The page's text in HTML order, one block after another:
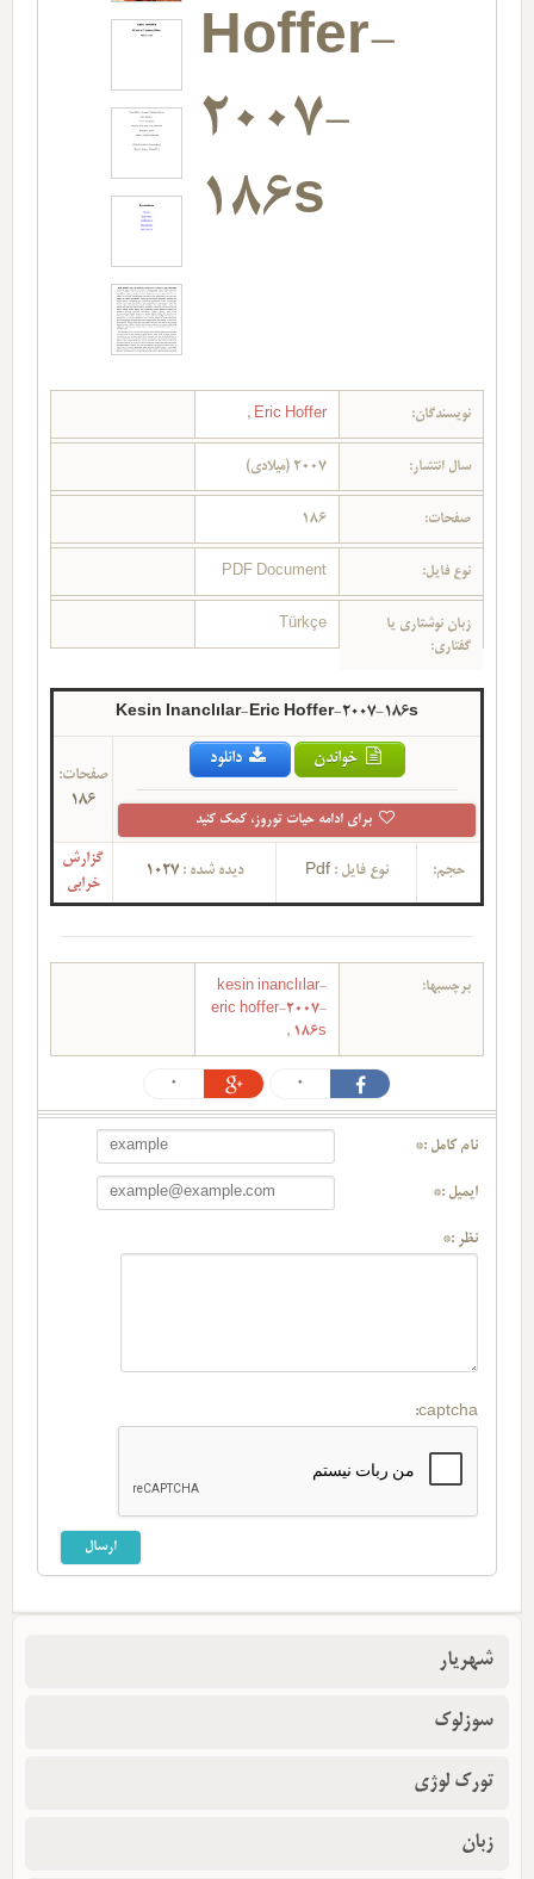
Hoffer-
2007-
186s
نویسندگان: Eric Hoffer
,
سال انتشار: 2007 (میلادی)
صفحات: 186
نوع فایل: PDF Document
زبان نوشتاری یا
گفتاری:
Türkçe
Kesin Inanclılar-Eric Hoffer-2007-186s
خواندن دانلود
برای ادامه حیات توروز، کمک کنید
صفحات:
186
حجم: نوع فایل :Pdf دیده شده : 1027
گزارش
خرابی
برچسبها:
kesin inanclılar-
eric hoffer-2007-
186s
,
0
0
نام کامل :*
ایمیل :*
نظر :*
captcha:
شهریار
سوزلوک
تورک لوژی
زبان